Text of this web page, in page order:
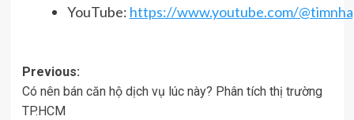
YouTube: https://www.youtube.com/
Post
navigation
Previous:
Có nên bán căn hộ dịch vụ lúc này? Phân tích thị trường
TP.HCM